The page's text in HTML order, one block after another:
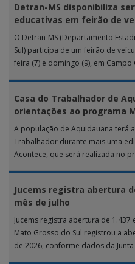
Detran-MS disponibiliza
educativas em feirão de
O Detran-MS (Departamento
Sul) participa de um feirão de
feira (7) e domingo (9), em
Casa do Trabalhador de
orientações ao programa
A população de Aquidauana terá
Trabalhador durante mais uma
Acontece, que será realizada no
Jucems registra abertura
mês de julho
Jucems registra abertura de 1.437
Mato Grosso do Sul registrou a
de 2026, conforme dados da